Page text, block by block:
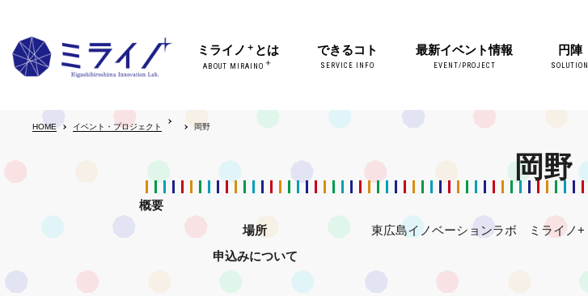
ミライノ ＋ とは
ABOUT MIRAINO ＋
できるコト
SERVICE INFO
最新イベント情報
EVENT/PROJECT
円陣
SOLUTION
HOME イベント・プロジェクト 岡野
岡野
概要
場所
東広島イノベーションラボ ミライノ+
申込みについて